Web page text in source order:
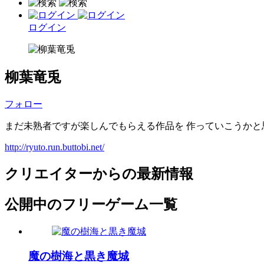
ログイン
柳葉竜兎
フォロー
まだ未熟者ですが楽しんでもらえる作品を 作っていこうかと
http://ryuto.run.buttobi.net/
クリエイターからの最新情報
公開中のフリーゲーム一覧
魔の樹海と黒き魔城